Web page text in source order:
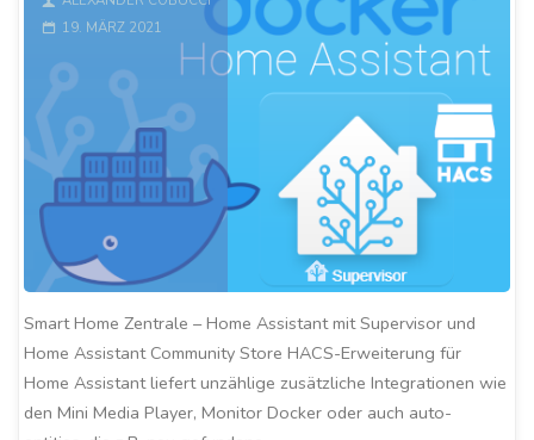
19. MÄRZ 2021
Smart Home Zentrale – Home Assistant mit Supervisor und
Home Assistant Community Store HACS-Erweiterung für
Home Assistant liefert unzählige zusätzliche Integrationen wie
den Mini Media Player, Monitor Docker oder auch auto-